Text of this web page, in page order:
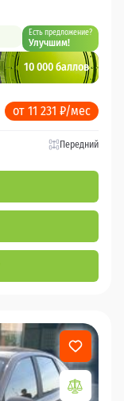
Есть предложение?
Улучшим!
10 000 баллов
от 11 231 ₽/мес
Передний